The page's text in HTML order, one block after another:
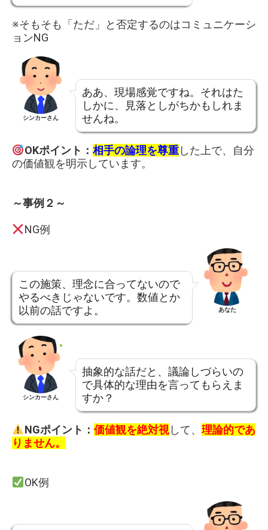
※そもそも「ただ」と否定するのはコミュニケーシ
ョンNG
シンカーさん
ああ、現場感覚ですね。それはた
しかに、見落としがちかもしれま
せんね。
OKポイント： 相手の論理を尊重した上で、自分
の価値観を明示しています。
～事例２～
NG例
この施策、理念に合ってないので
やるべきじゃないです。数値とか
以前の話ですよ。
あなた
シンカーさん
抽象的な話だと、議論しづらいの
で具体的な理由を言ってもらえま
すか？
NGポイント： 価値観を絶対視して、 理論的であ
りません。
OK例